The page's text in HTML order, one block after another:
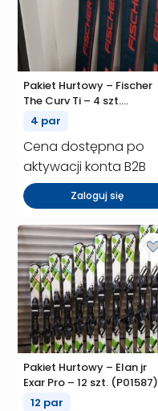
Pakiet Hurtowy – Fischer
The Curv Ti – 4 szt.
(P01653)
4 par
Cena dostępna po
aktywacji konta B2B
Zaloguj się
Pakiet Hurtowy – Elan jr
Exar Pro – 12 szt. (P01587)
12 par